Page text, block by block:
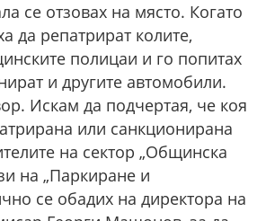
се отзовах на място. Когато
да репатрират колите,
полицаи и го попитах
и другите автомобили.
Искам да подчертая, че коя
или санкционирана
на сектор „Общинска
на „Паркиране и
се обадих на директора на